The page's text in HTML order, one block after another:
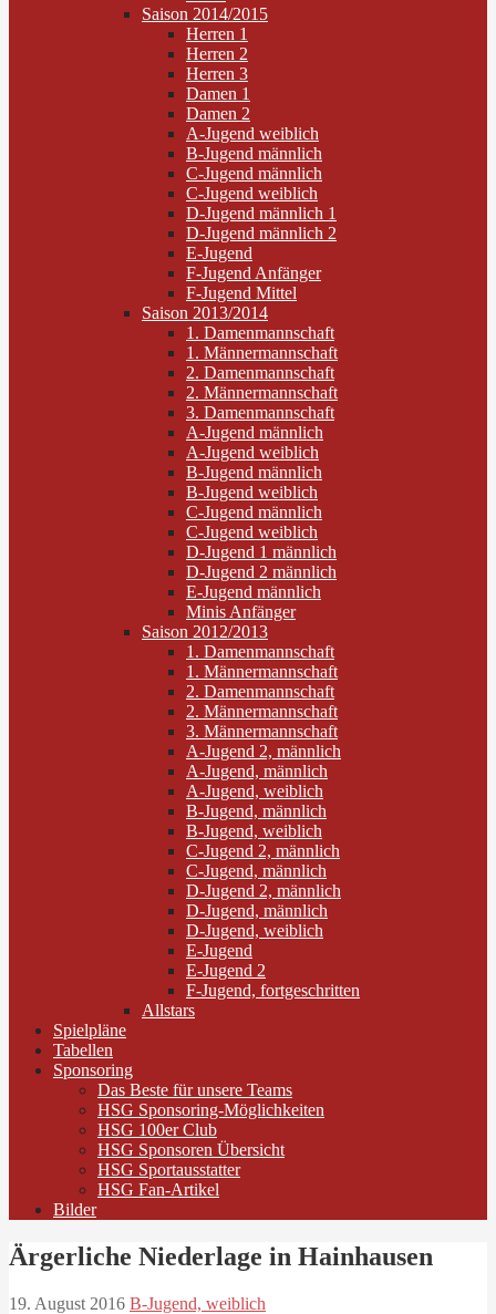
Saison 2014/2015
Herren 1
Herren 2
Herren 3
Damen 1
Damen 2
A-Jugend weiblich
B-Jugend männlich
C-Jugend männlich
C-Jugend weiblich
D-Jugend männlich 1
D-Jugend männlich 2
E-Jugend
F-Jugend Anfänger
F-Jugend Mittel
Saison 2013/2014
1. Damenmannschaft
1. Männermannschaft
2. Damenmannschaft
2. Männermannschaft
3. Damenmannschaft
A-Jugend männlich
A-Jugend weiblich
B-Jugend männlich
B-Jugend weiblich
C-Jugend männlich
C-Jugend weiblich
D-Jugend 1 männlich
D-Jugend 2 männlich
E-Jugend männlich
Minis Anfänger
Saison 2012/2013
1. Damenmannschaft
1. Männermannschaft
2. Damenmannschaft
2. Männermannschaft
3. Männermannschaft
A-Jugend 2, männlich
A-Jugend, männlich
A-Jugend, weiblich
B-Jugend, männlich
B-Jugend, weiblich
C-Jugend 2, männlich
C-Jugend, männlich
D-Jugend 2, männlich
D-Jugend, männlich
D-Jugend, weiblich
E-Jugend
E-Jugend 2
F-Jugend, fortgeschritten
Allstars
Spielpläne
Tabellen
Sponsoring
Das Beste für unsere Teams
HSG Sponsoring-Möglichkeiten
HSG 100er Club
HSG Sponsoren Übersicht
HSG Sportausstatter
HSG Fan-Artikel
Bilder
Ärgerliche Niederlage in Hainhausen
19. August 2016 B-Jugend, weiblich